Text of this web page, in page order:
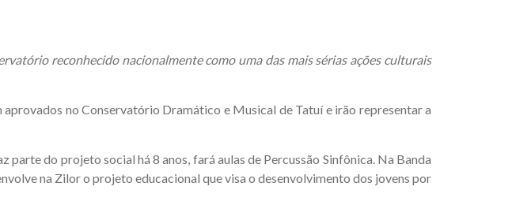
reconhecido nacionalmente como uma das mais sérias ações culturais
no Conservatório Dramático e Musical de Tatuí e irão representar a
parte do projeto social há 8 anos, fará aulas de Percussão Sinfônica. Na Banda
na Zilor o projeto educacional que visa o desenvolvimento dos jovens por